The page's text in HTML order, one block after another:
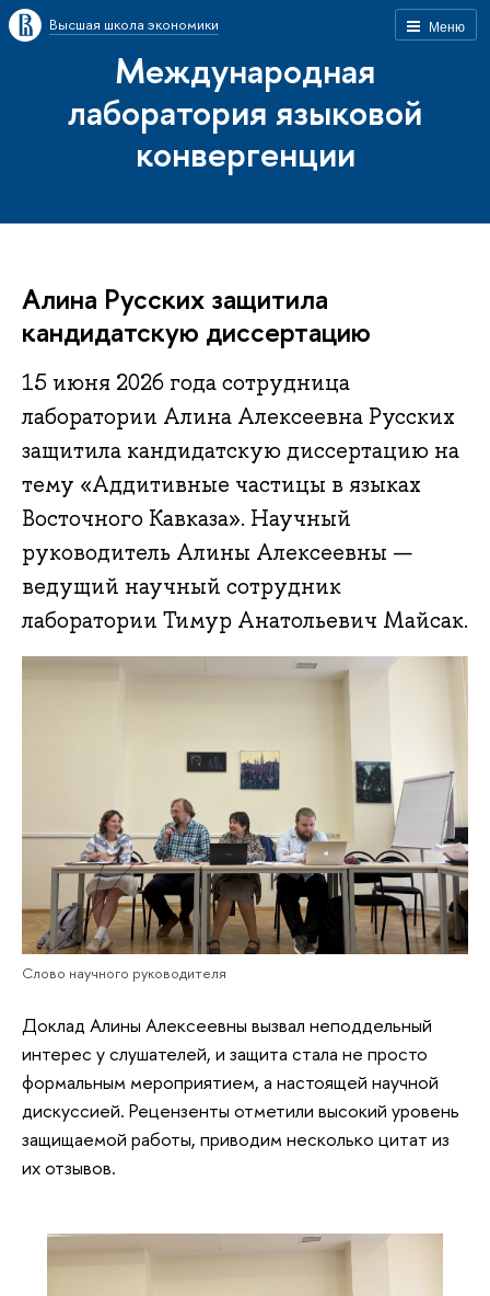
Меню
Высшая школа экономики
Международная
лаборатория языковой
конвергенции
Алина Русских защитила
кандидатскую диссертацию
15 июня 2026 года сотрудница
лаборатории Алина Алексеевна Русских
защитила кандидатскую диссертацию на
тему «Аддитивные частицы в языках
Восточного Кавказа». Научный
руководитель Алины Алексеевны —
ведущий научный сотрудник
лаборатории Тимур Анатольевич Майсак.
Слово научного руководителя
Доклад Алины Алексеевны вызвал неподдельный
интерес у слушателей, и защита стала не просто
формальным мероприятием, а настоящей научной
дискуссией. Рецензенты отметили высокий уровень
защищаемой работы, приводим несколько цитат из
их отзывов.